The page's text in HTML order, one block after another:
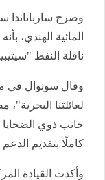
وصرح سارباناندا
المائية الهندي،
ناقلة النفط
لعائلتنا
جانب ذوي الضحايا
كاملًا بتقديم
وأكدت القيادة